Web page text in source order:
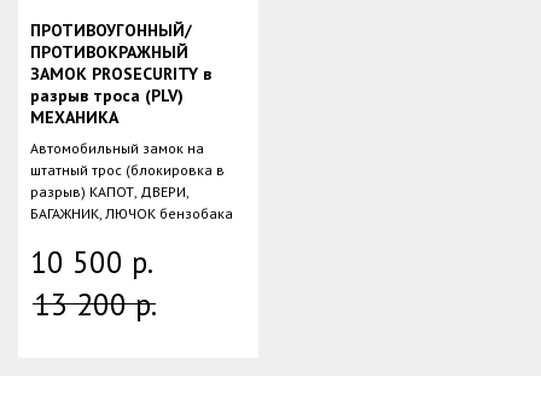
ПРОТИВОУГОННЫЙ/
ПРОТИВОКРАЖНЫЙ
ЗАМОК PROSECURITY в
разрыв троса (PLV)
МЕХАНИКА
Автомобильный замок на
штатный трос (блокировка в
разрыв) КАПОТ, ДВЕРИ,
БАГАЖНИК, ЛЮЧОК бензобака
10 500 р.
13 200 р.